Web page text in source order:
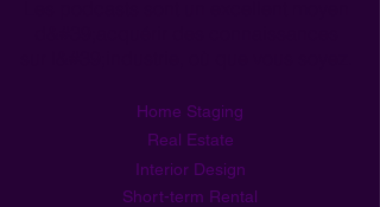
Home Staging
Real Estate
Interior Design
Short-term Rental